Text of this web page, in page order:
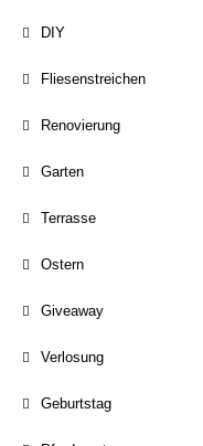
DIY
Fliesenstreichen
Renovierung
Garten
Terrasse
Ostern
Giveaway
Verlosung
Geburtstag